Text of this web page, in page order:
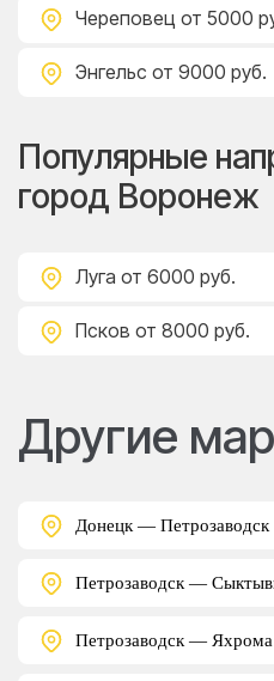
Череповец от 5000
Энгельс от 9000 руб.
Популярные
город Воронеж
Луга от 6000 руб.
Псков от 8000 руб.
Другие
Донецк — Петрозаводск
Петрозаводск —
Петрозаводск — Яхрома